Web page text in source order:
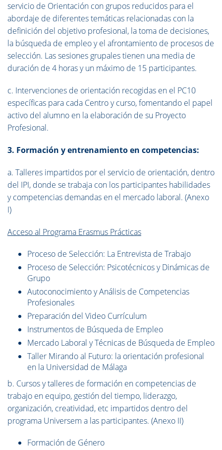
servicio de Orientación con grupos reducidos para el
abordaje de diferentes temáticas relacionadas con la
definición del objetivo profesional, la toma de decisiones,
la búsqueda de empleo y el afrontamiento de procesos de
selección. Las sesiones grupales tienen una media de
duración de 4 horas y un máximo de 15 participantes.
c. Intervenciones de orientación recogidas en el PC10
específicas para cada Centro y curso, fomentando el papel
activo del alumno en la elaboración de su Proyecto
Profesional.
3. Formación y entrenamiento en competencias:
a. Talleres impartidos por el servicio de orientación, dentro
del IPI, donde se trabaja con los participantes habilidades
y competencias demandas en el mercado laboral. (Anexo
I)
Acceso al Programa Erasmus Prácticas
Proceso de Selección: La Entrevista de Trabajo
Proceso de Selección: Psicotécnicos y Dinámicas de
Grupo
Autoconocimiento y Análisis de Competencias
Profesionales
Preparación del Video Currículum
Instrumentos de Búsqueda de Empleo
Mercado Laboral y Técnicas de Búsqueda de Empleo
Taller Mirando al Futuro: la orientación profesional
en la Universidad de Málaga
b. Cursos y talleres de formación en competencias de
trabajo en equipo, gestión del tiempo, liderazgo,
organización, creatividad, etc impartidos dentro del
programa Universem a las participantes. (Anexo II)
Formación de Género